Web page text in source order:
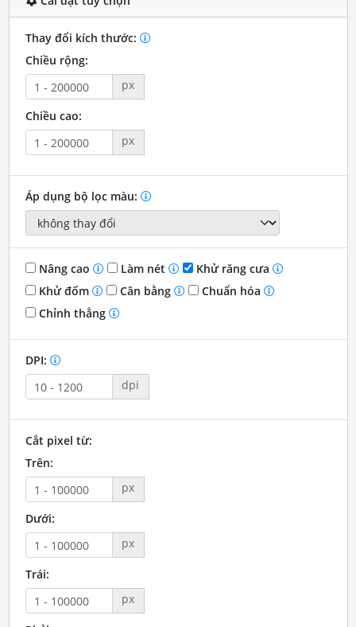
Thay đổi kích thước:
Chiều rộng:
px
Chiều cao:
px
Áp dụng bộ lọc màu:
Nâng cao Làm nét
Khử răng cưa
Khử đốm
Cân bằng
Chuẩn hóa
Chỉnh thẳng
DPI:
dpi
Cắt pixel từ:
Trên:
px
Dưới:
px
Trái:
px